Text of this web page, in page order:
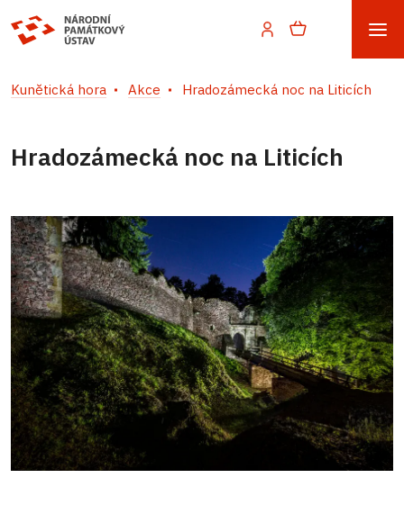
Kunětická hora Akce Hradozámecká noc na Liticích
Hradozámecká noc na Liticích